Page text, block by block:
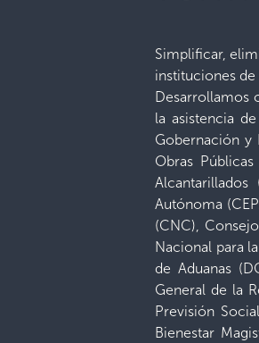
Simplificar,
instituciones
Desarrollamos
la asistencia
Gobernación y
Obras
Autónoma
(CNC),
Nacional para
de Aduanas
General de la
Previsión
Bienestar